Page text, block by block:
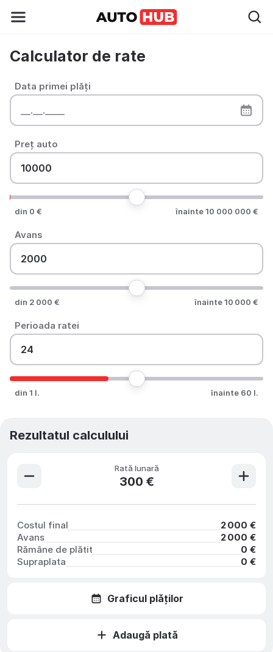
Calculator de rate
Data primei plăți
Preț auto
din 0 € înainte 10 000 000 €
Avans
din 2 000 € înainte 10 000 €
Perioada ratei
din 1 l. înainte 60 l.
Rezultatul calculului
Rată lunară
300 €
Costul final
2 000 €
Avans
2 000 €
Rămâne de plătit
0 €
Supraplata
0 €
Graficul plăților
Adaugă plată